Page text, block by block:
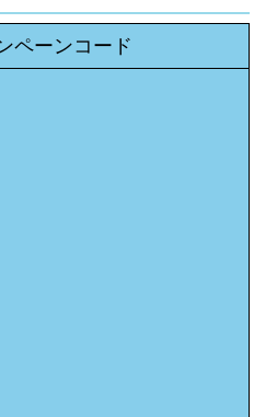
ペーンコード